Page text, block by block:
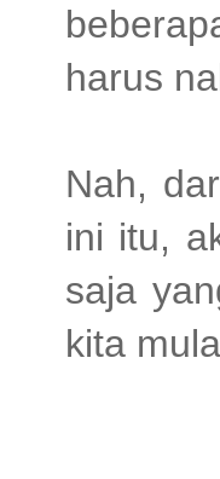
harus
Nah,
ini itu,
saja
kita